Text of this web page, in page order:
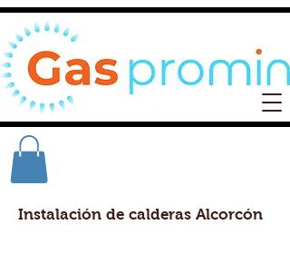
Instalación de calderas Alcorcón